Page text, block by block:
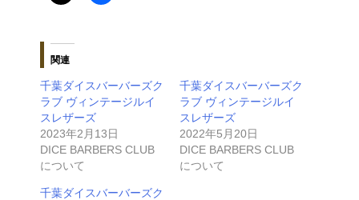
関連
千葉ダイスバーバーズク
ラブ ヴィンテージルイ
スレザーズ
2023年2月13日
DICE BARBERS CLUB
について
千葉ダイスバーバーズク
ラブ ヴィンテージルイ
スレザーズ
2022年5月20日
DICE BARBERS CLUB
について
千葉ダイスバーバーズク